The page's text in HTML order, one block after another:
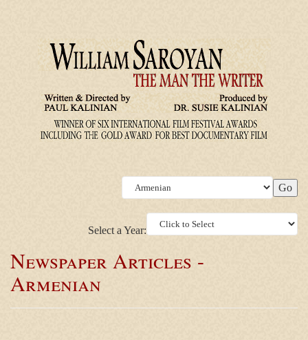
Select a Year:
Newspaper Articles -
Armenian